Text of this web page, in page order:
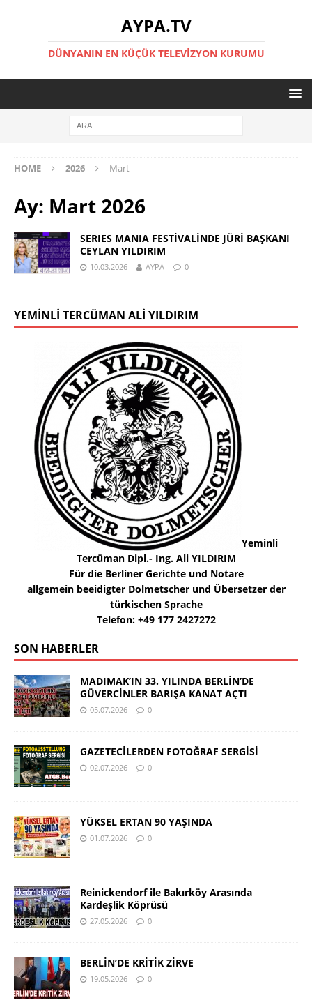
AYPA.TV
DÜNYANIN EN KÜÇÜK TELEVIZYON KURUMU
HOME 2026 Mart
Ay: Mart 2026
SERIES MANIA FESTİVALİNDE JÜRİ BAŞKANI
CEYLAN YILDIRIM
10.03.2026 AYPA 0
YEMINLI TERCÜMAN ALI YILDIRIM
Yeminli
Tercüman Dipl.- Ing. Ali YILDIRIM
Für die Berliner Gerichte und Notare
allgemein beeidigter Dolmetscher und Übersetzer der
türkischen Sprache
Telefon: +49 177 2427272
SON HABERLER
MADIMAK’IN 33. YILINDA BERLİN’DE
GÜVERCİNLER BARIŞA KANAT AÇTI
05.07.2026 0
GAZETECİLERDEN FOTOĞRAF SERGİSİ
02.07.2026 0
YÜKSEL ERTAN 90 YAŞINDA
01.07.2026 0
Reinickendorf ile Bakırköy Arasında
Kardeşlik Köprüsü
27.05.2026 0
BERLİN’DE KRİTİK ZİRVE
19.05.2026 0